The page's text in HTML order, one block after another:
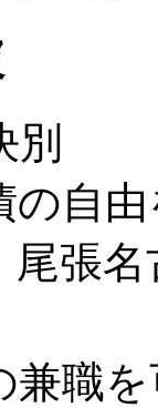
別
の自
尾張
兼職